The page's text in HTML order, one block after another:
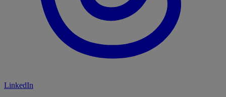
LinkedIn